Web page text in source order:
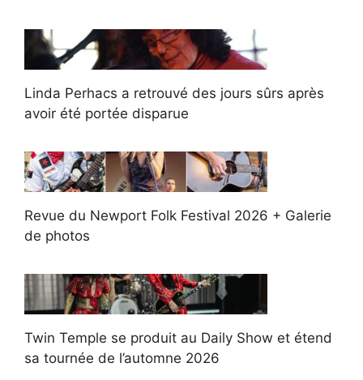
Linda Perhacs a retrouvé des jours sûrs après
avoir été portée disparue
Revue du Newport Folk Festival 2026 + Galerie
de photos
Twin Temple se produit au Daily Show et étend
sa tournée de l’automne 2026